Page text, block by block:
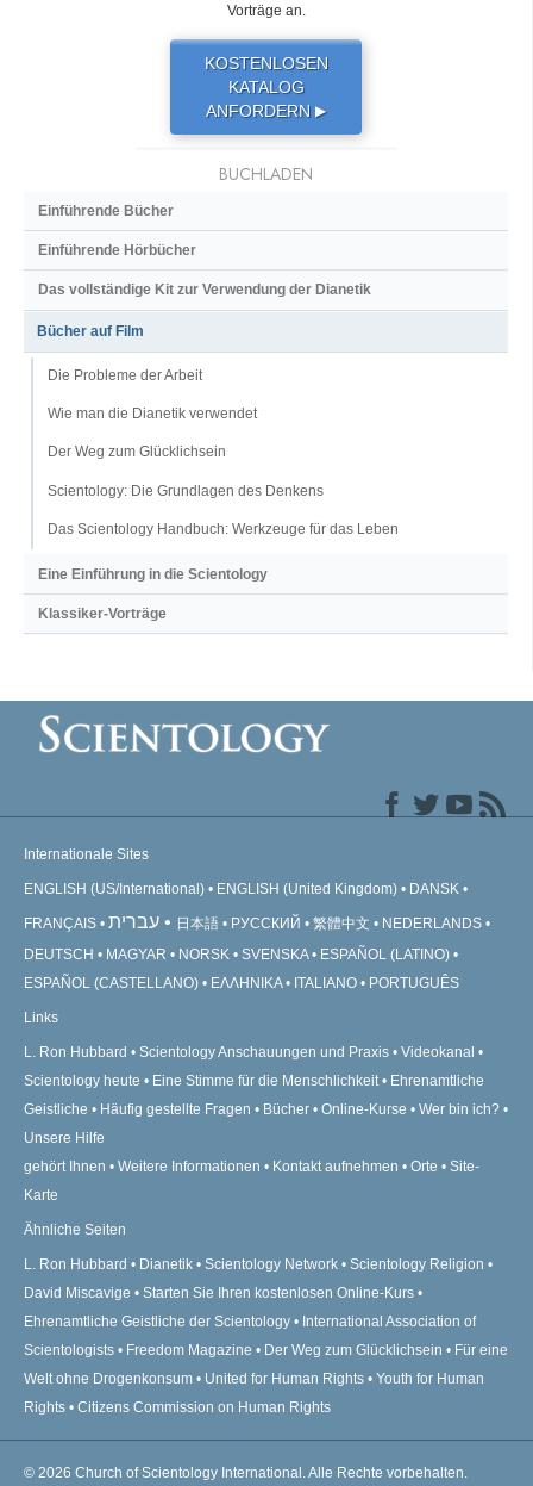
Vorträge an.
KOSTENLOSEN
KATALOG
ANFORDERN ▶
BUCHLADEN
Einführende Bücher
Einführende Hörbücher
Das vollständige Kit zur Verwendung der Dianetik
Bücher auf Film
Die Probleme der Arbeit
Wie man die Dianetik verwendet
Der Weg zum Glücklichsein
Scientology: Die Grundlagen des Denkens
Das Scientology Handbuch: Werkzeuge für das Leben
Eine Einführung in die Scientology
Klassiker-Vorträge
Internationale Sites
ENGLISH (US/International) ENGLISH (United Kingdom) DANSK
FRANÇAIS עברית 日本語 РУССКИЙ 繁體中文
NEDERLANDS
DEUTSCH
MAGYAR NORSK SVENSKA
ESPAÑOL (LATINO)
ESPAÑOL (CASTELLANO)
ΕΛΛΗΝΙΚA ITALIANO PORTUGUÊS
Links
L. Ron Hubbard Scientology Anschauungen und Praxis
Videokanal
Scientology heute
Eine Stimme für die Menschlichkeit
Ehrenamtliche
Geistliche
Häufig gestellte Fragen Bücher Online-Kurse
Wer bin ich?
Unsere Hilfe
gehört Ihnen
Weitere Informationen Kontakt aufnehmen Orte
Site-
Karte
Ähnliche Seiten
L. Ron Hubbard Dianetik Scientology Network
Scientology Religion
David Miscavige
Starten Sie Ihren kostenlosen Online-Kurs
Ehrenamtliche Geistliche der Scientology
International Association of
Scientologists
Freedom Magazine Der Weg zum Glücklichsein
Für eine
Welt ohne Drogenkonsum
United for Human Rights
Youth for Human
Rights
Citizens Commission on Human Rights
© 2026 Church of Scientology International.Alle Rechte vorbehalten.